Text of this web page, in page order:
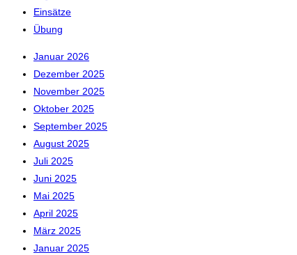
Einsätze
Übung
Januar 2026
Dezember 2025
November 2025
Oktober 2025
September 2025
August 2025
Juli 2025
Juni 2025
Mai 2025
April 2025
März 2025
Januar 2025